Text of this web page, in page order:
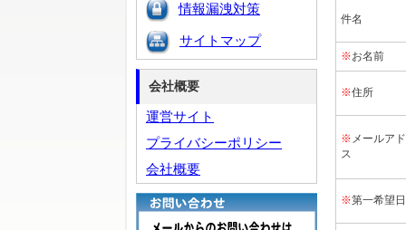
情報漏洩対策
サイトマップ
会社概要
運営サイト
プライバシーポリシー
会社概要
件名
※お名前
※住所
※ メールア
ス
※第一希望日